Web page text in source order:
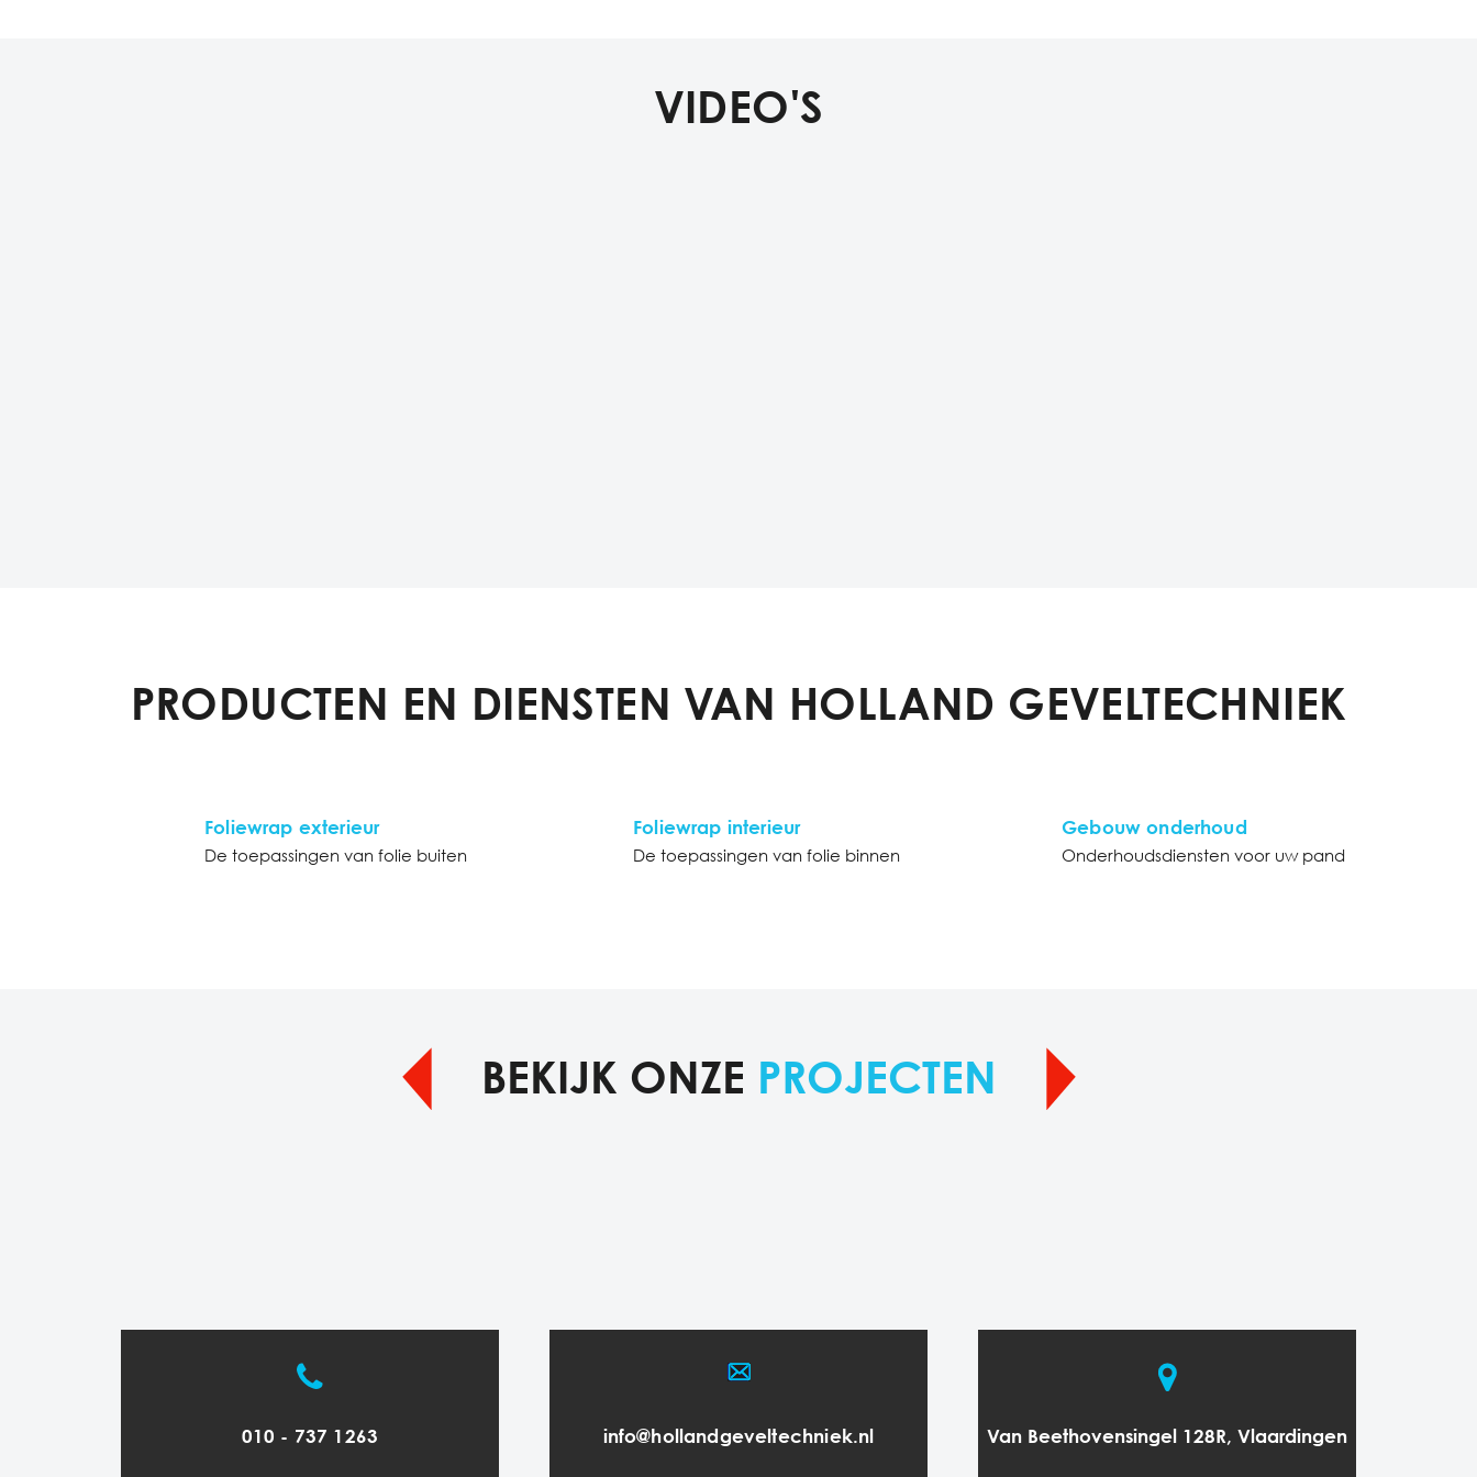
VIDEO'S
PRODUCTEN EN DIENSTEN VAN HOLLAND GEVELTECHNIEK
Foliewrap exterieur
De toepassingen van folie buiten
Foliewrap interieur
De toepassingen van folie binnen
Gebouw onderhoud
Onderhoudsdiensten voor uw pand
BEKIJK ONZE PROJECTEN
010 - 737 1263 info@hollandgeveltechniek.nl Van Beethovensingel 128R, Vlaardingen